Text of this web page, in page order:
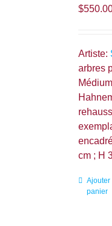
$
Artiste:
arbres
cm ; H
Ajouter
panier